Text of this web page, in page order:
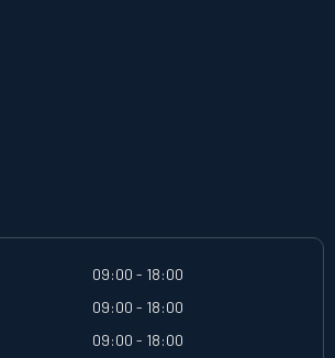
09:00 - 18:00
09:00 - 18:00
09:00 - 18:00